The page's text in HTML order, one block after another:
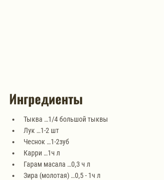
Ингредиенты
Тыква …1/4 большой тыквы
Лук …1-2 шт
Чеснок …1-2зуб
Карри …1ч л
Гарам масала …0,3 ч л
Зира (молотая) …0,5 - 1ч л